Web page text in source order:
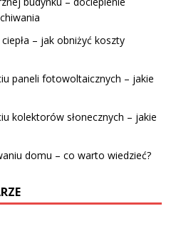
– jak obniżyć koszty
paneli fotowoltaicznych – jakie
kolektorów słonecznych – jakie
domu – co warto wiedzieć?